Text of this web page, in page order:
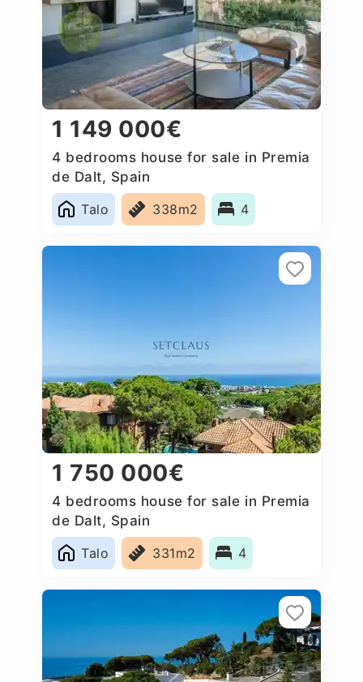
1 149 000€
4 bedrooms house for sale in Premia
de Dalt, Spain
Talo
338m2 4
1 750 000€
4 bedrooms house for sale in Premia
de Dalt, Spain
Talo
331m2 4